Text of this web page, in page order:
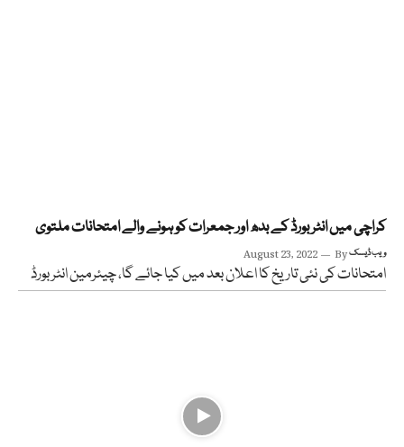
کراچی میں انٹر بورڈ کے بدھ اور جمعرات کو ہونے والے امتحانات ملتوی
August 23, 2022 Byویب ڈیسک
امتحانات کی نئی تاریخ کا اعلان بعد میں کیا جائے گا، چیئرمین انٹر بورڈ